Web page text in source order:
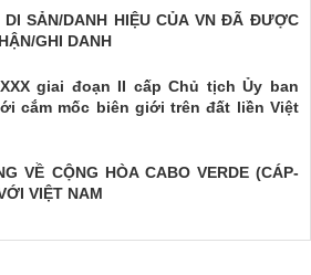
DI SẢN/DANH HIỆU CỦA VN ĐÃ ĐƯỢC
GHI DANH
giai đoạn II cấp Chủ tịch Ủy ban
cắm mốc biên giới trên đất liền Việt
VỀ CỘNG HÒA CABO VERDE (CÁP-
VIỆT NAM